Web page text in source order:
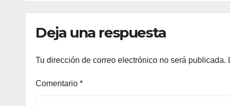
Deja una respuesta
Tu dirección de correo electrónico no será publicada.
Comentario *